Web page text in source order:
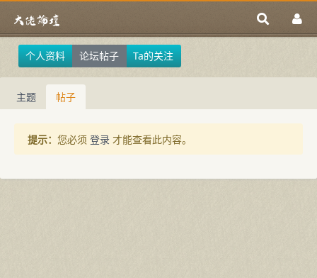
个人资料 论坛帖子 Ta的关注
主题 帖子
提示： 您必须 登录 才能查看此内容。